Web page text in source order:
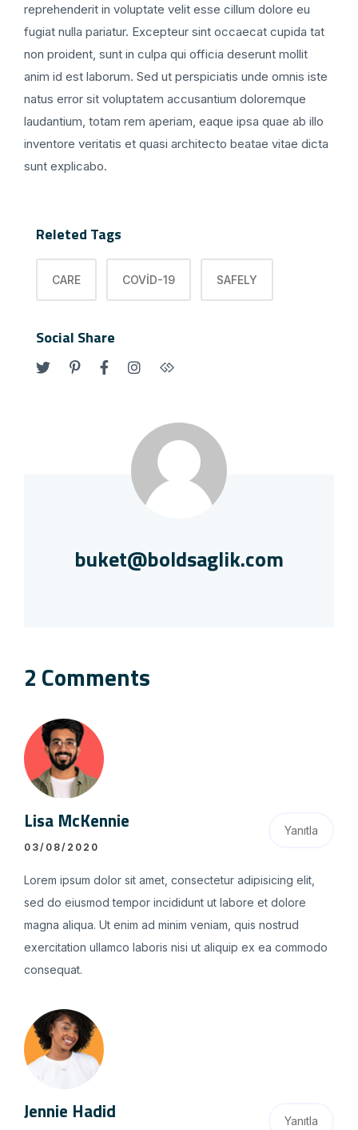
reprehenderit in voluptate velit esse cillum dolore eu
fugiat nulla pariatur. Excepteur sint occaecat cupida tat
non proident, sunt in culpa qui officia deserunt mollit
anim id est laborum. Sed ut perspiciatis unde omnis iste
natus error sit voluptatem accusantium doloremque
laudantium, totam rem aperiam, eaque ipsa quae ab illo
inventore veritatis et quasi architecto beatae vitae dicta
sunt explicabo.
Releted Tags
CARE COVID-19 SAFELY
Social Share
buket@boldsaglik.com
2 Comments
Lisa McKennie
03/08/2020
Yanıtla
Lorem ipsum dolor sit amet, consectetur adipisicing elit,
sed do eiusmod tempor incididunt ut labore et dolore
magna aliqua. Ut enim ad minim veniam, quis nostrud
exercitation ullamco laboris nisi ut aliquip ex ea commodo
consequat.
Jennie Hadid Yanıtla